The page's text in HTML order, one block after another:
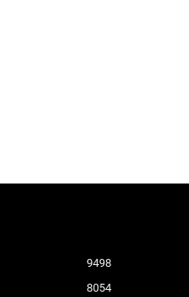
9498
8054